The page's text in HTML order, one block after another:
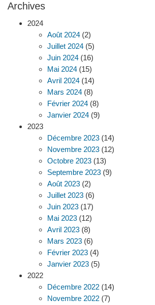
Archives
2024
Août 2024 (2)
Juillet 2024 (5)
Juin 2024 (16)
Mai 2024 (15)
Avril 2024 (14)
Mars 2024 (8)
Février 2024 (8)
Janvier 2024 (9)
2023
Décembre 2023 (14)
Novembre 2023 (12)
Octobre 2023 (13)
Septembre 2023 (9)
Août 2023 (2)
Juillet 2023 (6)
Juin 2023 (17)
Mai 2023 (12)
Avril 2023 (8)
Mars 2023 (6)
Février 2023 (4)
Janvier 2023 (5)
2022
Décembre 2022 (14)
Novembre 2022 (7)